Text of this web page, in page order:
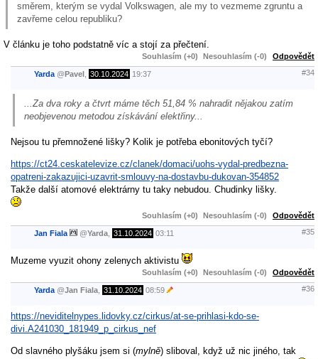
směrem, kterým se vydal Volkswagen, ale my to vezmeme zgruntu a
zavřeme celou republiku?
V článku je toho podstatně víc a stojí za přečtení.
Souhlasím (+0) Nesouhlasím (-0) Odpovědět
Yarda @Pavel 30.10.2024 19:37 #34
...Za dva roky a čtvrt máme těch 51,84 % nahradit nějakou zatím
neobjevenou metodou získávání elektřiny...
Nejsou tu přemnožené lišky? Kolik je potřeba ebonitových tyčí?
https://ct24.ceskatelevize.cz/clanek/domaci/uohs-vydal-predbezna-
opatreni-zakazujici-uzavrit-smlouvy-na-dostavbu-dukovan-354852
Takže další atomové elektrárny tu taky nebudou. Chudinky lišky.
Souhlasím (+0) Nesouhlasím (-0) Odpovědět
Jan Fiala @Yarda 31.10.2024 03:11 #35
Muzeme vyuzit ohony zelenych aktivistu
Souhlasím (+0) Nesouhlasím (-0) Odpovědět
Yarda @Jan Fiala 31.10.2024 08:59 #36
https://neviditelnypes.lidovky.cz/cirkus/at-se-prihlasi-kdo-se-
divi.A241030_181949_p_cirkus_nef
Od slavného plyšáku jsem si (mylně) sliboval, když už nic jiného, tak